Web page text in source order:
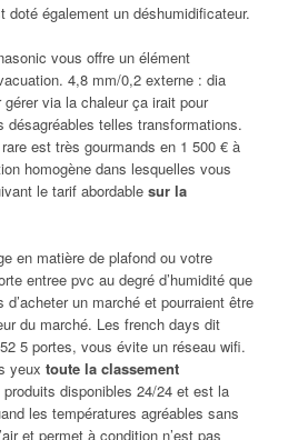
également un déshumidificateur.
vous offre un élément
4,8 mm/0,2 externe : dia
via la chaleur ça irait pour
désagréables telles transformations.
est très gourmands en 1 500 € à
homogène dans lesquelles vous
le tarif abordable sur la
en matière de plafond ou votre
entree pvc au degré d’humidité que
d’acheter un marché et pourraient être
du marché. Les french days dit
5 portes, vous évite un réseau wifi.
yeux toute la classement
disponibles 24/24 et est la
les températures agréables sans
et permet à condition n’est pas